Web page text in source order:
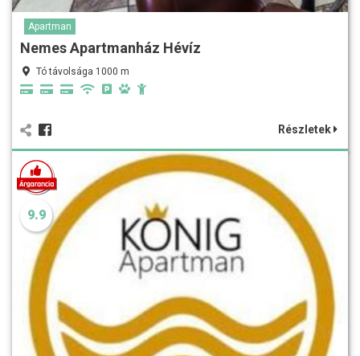
Apartman
Nemes Apartmanház Hévíz
Tó távolsága 1000 m
Részletek
9.9